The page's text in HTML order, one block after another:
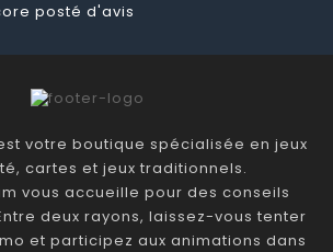
posté d'avis
votre boutique spécialisée en jeux
cartes et jeux traditionnels.
vous accueille pour des conseils
deux rayons, laissez-vous tenter
et participez aux animations dans